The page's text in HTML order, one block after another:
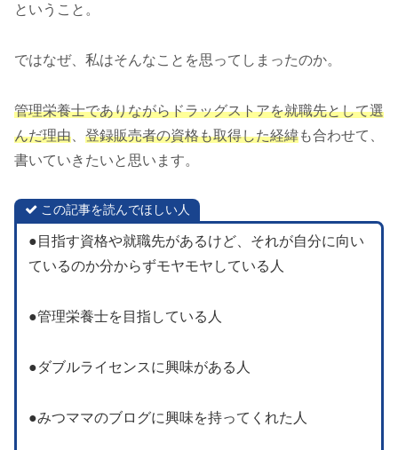
ということ。
ではなぜ、私はそんなことを思ってしまったのか。
管理栄養士でありながらドラッグストアを就職先として選
んだ理由
登録販売者の資格も取得した経緯も合わせて、
書いていきたいと思います。
この記事を読んでほしい人
●目指す資格や就職先があるけど、それが自分に向い
ているのか分からずモヤモヤしている人
●管理栄養士を目指している人
●ダブルライセンスに興味がある人
●みつママのブログに興味を持ってくれた人